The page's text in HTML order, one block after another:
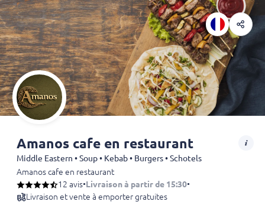
Amanos cafe en restaurant
Middle Eastern • Soup • Kebab • Burgers • Schotels
Amanos cafe en restaurant
12 avis•Livraison à partir de 15:30•
Livraison et vente à emporter gratuites